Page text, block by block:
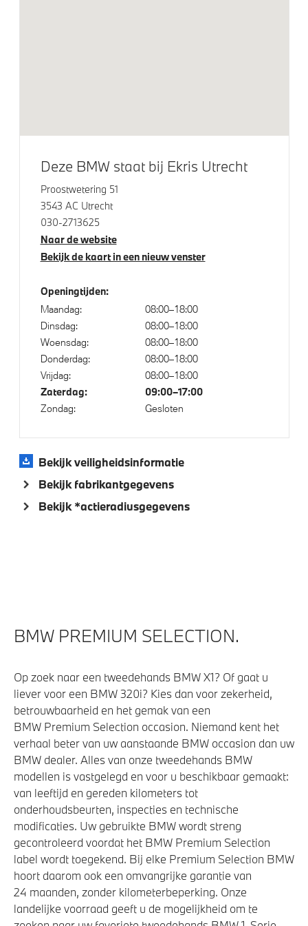
Bandenspanningsweergavesysteem
Automatisch dimmende binnen- en buitenspiegel
bestuurderzijde
Alarmsysteem klasse 3 (VbV/SCM)
Parking Assistant
Achteruitrijcamera
Aandrijving en onderstel
Kilometertacho
Automatische 8-traps Steptronic sporttransmissie
NoodLaadkabel (Mode 2)
xDrive - Vierwielaandrijving
Veiligheid
Deactiverings mogelijkheid voorpassagiersairbag
Akoestische waarschuwing voor voetgangers
Deze BMW staat bij Ekris Utrecht
Proostwetering 51
3543 AC Utrecht
030-2713625
Naar de website
Bekijk de kaart in een nieuw venster
Openingtijden:
Maandag:
08:00–18:00
Dinsdag:
08:00–18:00
Woensdag:
08:00–18:00
Donderdag:
08:00–18:00
Vrijdag:
08:00–18:00
Zaterdag: 09:00–17:00
Zondag: Gesloten
Bekijk veiligheidsinformatie
Bekijk fabrikantgegevens
Bekijk *actieradiusgegevens
BMW PREMIUM SELECTION.
Op zoek naar een tweedehands BMW X1? Of gaat u
liever voor een BMW 320i? Kies dan voor zekerheid,
betrouwbaarheid en het gemak van een
BMW Premium Selection occasion. Niemand kent het
verhaal beter van uw aanstaande BMW occasion dan uw
BMW dealer. Alles van onze tweedehands BMW
modellen is vastgelegd en voor u beschikbaar gemaakt:
van leeftijd en gereden kilometers tot
onderhoudsbeurten, inspecties en technische
modificaties. Uw gebruikte BMW wordt streng
gecontroleerd voordat het BMW Premium Selection
label wordt toegekend. Bij elke Premium Selection BMW
hoort daarom ook een omvangrijke garantie van
24 maanden, zonder kilometerbeperking. Onze
landelijke voorraad geeft u de mogelijkheid om te